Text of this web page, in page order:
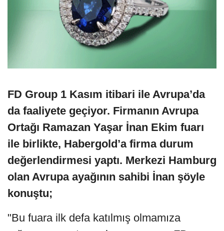
FD Group 1 Kasım itibari ile Avrupa’da
da faaliyete geçiyor. Firmanın Avrupa
Ortağı Ramazan Yaşar İnan Ekim fuarı
ile birlikte, Habergold’a firma durum
değerlendirmesi yaptı. Merkezi Hamburg
olan Avrupa ayağının sahibi İnan şöyle
konuştu;
"Bu fuara ilk defa katılmış olmamıza